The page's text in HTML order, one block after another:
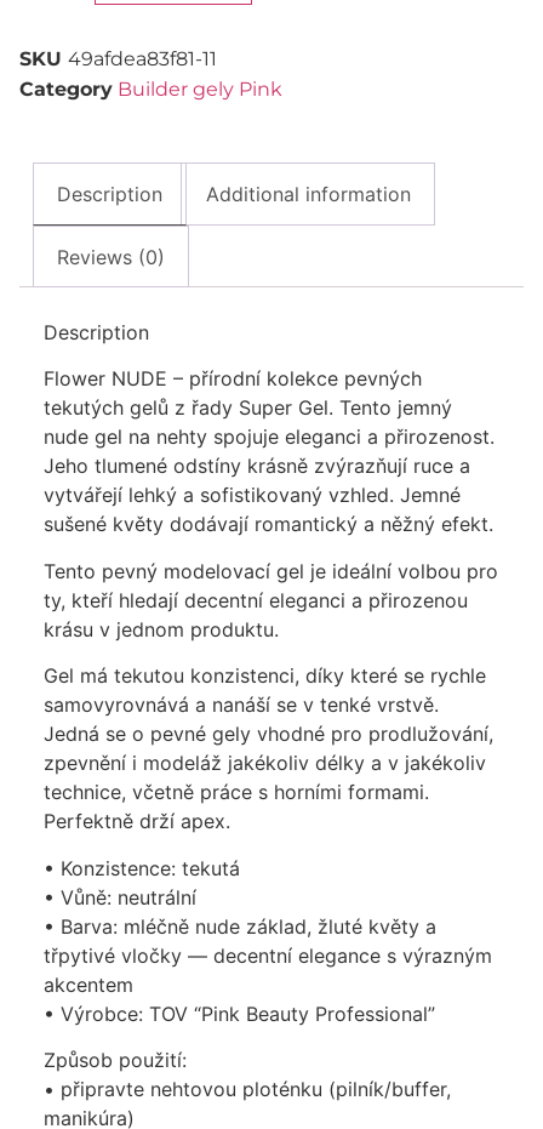
SKU 49afdea83f81-11
Category Builder gely Pink
Description Additional information
Reviews (0)
Description
Flower NUDE – přírodní kolekce pevných
tekutých gelů z řady Super Gel. Tento jemný
nude gel na nehty spojuje eleganci a přirozenost.
Jeho tlumené odstíny krásně zvýrazňují ruce a
vytvářejí lehký a sofistikovaný vzhled. Jemné
sušené květy dodávají romantický a něžný efekt.
Tento pevný modelovací gel je ideální volbou pro
ty, kteří hledají decentní eleganci a přirozenou
krásu v jednom produktu.
Gel má tekutou konzistenci, díky které se rychle
samovyrovnává a nanáší se v tenké vrstvě.
Jedná se o pevné gely vhodné pro prodlužování,
zpevnění i modeláž jakékoliv délky a v jakékoliv
technice, včetně práce s horními formami.
Perfektně drží apex.
• Konzistence: tekutá
• Vůně: neutrální
• Barva: mléčně nude základ, žluté květy a
třpytivé vločky — decentní elegance s výrazným
akcentem
• Výrobce: TOV “Pink Beauty Professional”
Způsob použití:
• připravte nehtovou ploténku (pilník/buffer,
manikúra)